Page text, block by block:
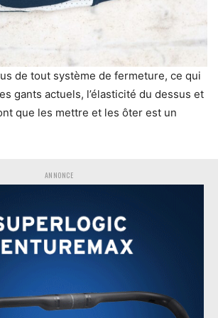
de tout système de fermeture, ce qui
gants actuels, l’élasticité du dessus et
que les mettre et les ôter est un
ANNONCE